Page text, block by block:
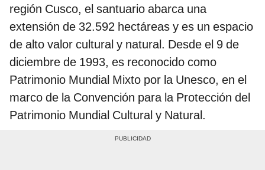
región Cusco, el santuario abarca una
extensión de 32.592 hectáreas y es un espacio
de alto valor cultural y natural. Desde el 9 de
diciembre de 1993, es reconocido como
Patrimonio Mundial Mixto por la Unesco, en el
marco de la Convención para la Protección del
Patrimonio Mundial Cultural y Natural.